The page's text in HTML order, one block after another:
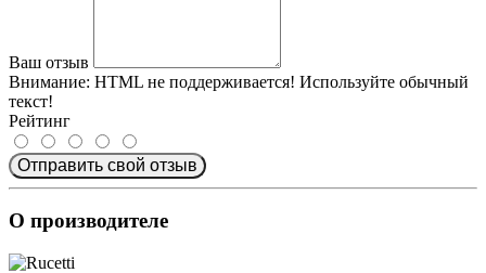
Ваш отзыв
Внимание: HTML не поддерживается! Используйте обычный
текст!
Рейтинг
Отправить свой отзыв
О производителе